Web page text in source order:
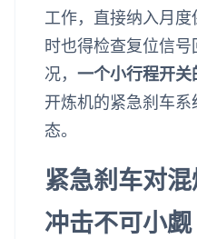
工作，直接纳入月
时也得检查复位信
况， 一个小行程开关
开炼机的紧急刹车
态。
紧急刹车对
冲击不可小觑